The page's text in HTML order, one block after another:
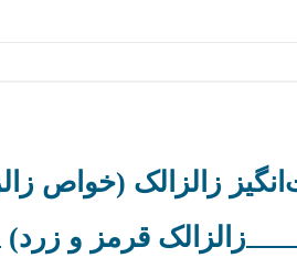
زالزالک (خواص
زالزالک قرمز و زرد)